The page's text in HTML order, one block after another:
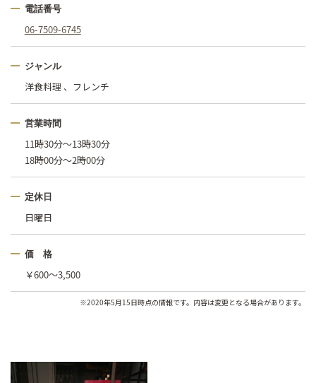
電話番号
06-7509-6745
ジャンル
洋食料理 、フレンチ
営業時間
11時30分～13時30分
18時00分～2時00分
定休日
日曜日
価 格
￥600〜3,500
※2020年5月15日時点の情報です。内容は変更となる場合があります。